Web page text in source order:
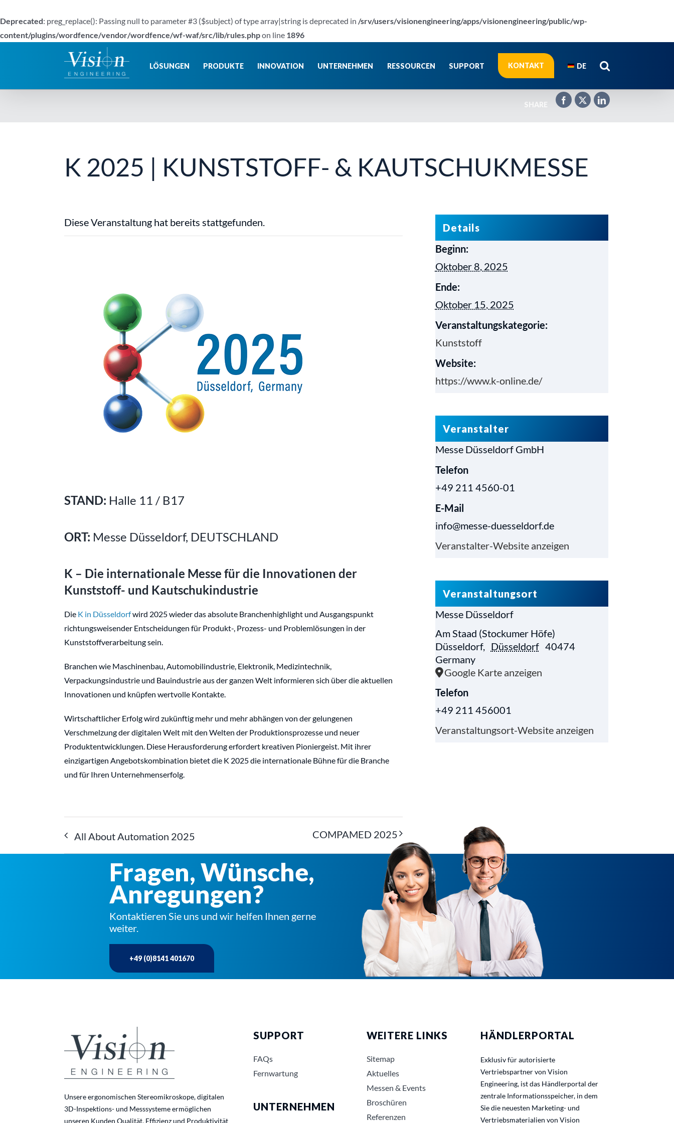
Deprecated: preg_replace(): Passing null to parameter #3 ($subject) of type array|string is deprecated in /srv/users/visionengineering/apps/visionengineering/public/wp-
content/plugins/wordfence/vendor/wordfence/wf-waf/src/lib/rules.phpon line 1896
LÖSUNGEN PRODUKTE INNOVATION UNTERNEHMEN RESSOURCEN SUPPORT KONTAKT DE
SHARE
K 2025 | KUNSTSTOFF- & KAUTSCHUKMESSE
Diese Veranstaltung hat bereits stattgefunden.
STAND: Halle 11 / B17
ORT: Messe Düsseldorf, DEUTSCHLAND
K – Die internationale Messe für die Innovationen der
Kunststoff- und Kautschukindustrie
Die K in Düsseldorfwird 2025 wieder das absolute Branchenhighlight und Ausgangspunkt
richtungsweisender Entscheidungen für Produkt-, Prozess- und Problemlösungen in der
Kunststoffverarbeitung sein.
Branchen wie Maschinenbau, Automobilindustrie, Elektronik, Medizintechnik,
Verpackungsindustrie und Bauindustrie aus der ganzen Welt informieren sich über die aktuellen
Innovationen und knüpfen wertvolle Kontakte.
Wirtschaftlicher Erfolg wird zukünftig mehr und mehr abhängen von der gelungenen
Verschmelzung der digitalen Welt mit den Welten der Produktionsprozesse und neuer
Produktentwicklungen. Diese Herausforderung erfordert kreativen Pioniergeist. Mit ihrer
einzigartigen Angebotskombination bietet die K 2025 die internationale Bühne für die Branche
und für Ihren Unternehmenserfolg.
All About Automation 2025 COMPAMED 2025
Details
Beginn:
Oktober 8, 2025
Ende:
Oktober 15, 2025
Veranstaltungskategorie:
Kunststoff
Website:
https://www.k-online.de/
Veranstalter
Messe Düsseldorf GmbH
Telefon
+49 211 4560-01
E-Mail
info@messe-duesseldorf.de
Veranstalter-Website anzeigen
Veranstaltungsort
Messe Düsseldorf
Am Staad (Stockumer Höfe)
Düsseldorf, Düsseldorf 40474
Germany
Google Karte anzeigen
Telefon
+49 211 456001
Veranstaltungsort-Website anzeigen
Fragen, Wünsche,
Anregungen?
Kontaktieren Sie uns und wir helfen Ihnen gerne
weiter.
+49 (0)8141 401670
Unsere ergonomischen Stereomikroskope, digitalen
3D-Inspektions- und Messsysteme ermöglichen
unseren Kunden Qualität, Effizienz und Produktivität
SUPPORT
FAQs
Fernwartung
UNTERNEHMEN
WEITERE LINKS
Sitemap
Aktuelles
Messen & Events
Broschüren
Referenzen
HÄNDLERPORTAL
Exklusiv für autorisierte
Vertriebspartner von Vision
Engineering, ist das Händlerportal der
zentrale Informationsspeicher, in dem
Sie die neuesten Marketing- und
Vertriebsmaterialien von Vision